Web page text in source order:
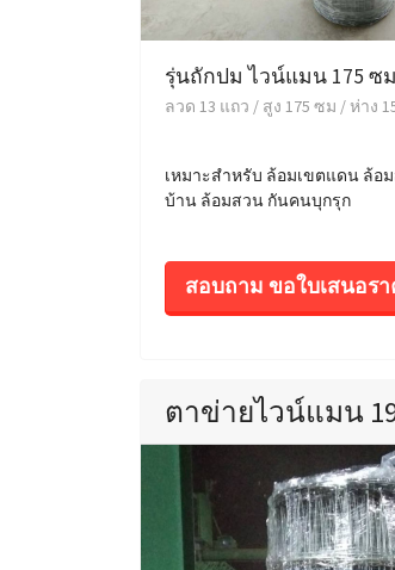
รุ่นถักปม ไวน์แมน 175 ซ
ลวด 13 แถว / สูง 175 ซม / ห่าง
เหมาะสำหรับ ล้อมเขตแดน ล้อ
บ้าน ล้อมสวน กันคนบุกรุก
สอบถาม ขอใบเสนอร
ตาข่ายไวน์แมน